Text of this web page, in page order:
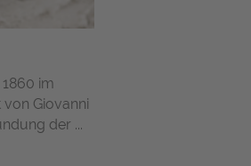
im
Giovanni
der ...